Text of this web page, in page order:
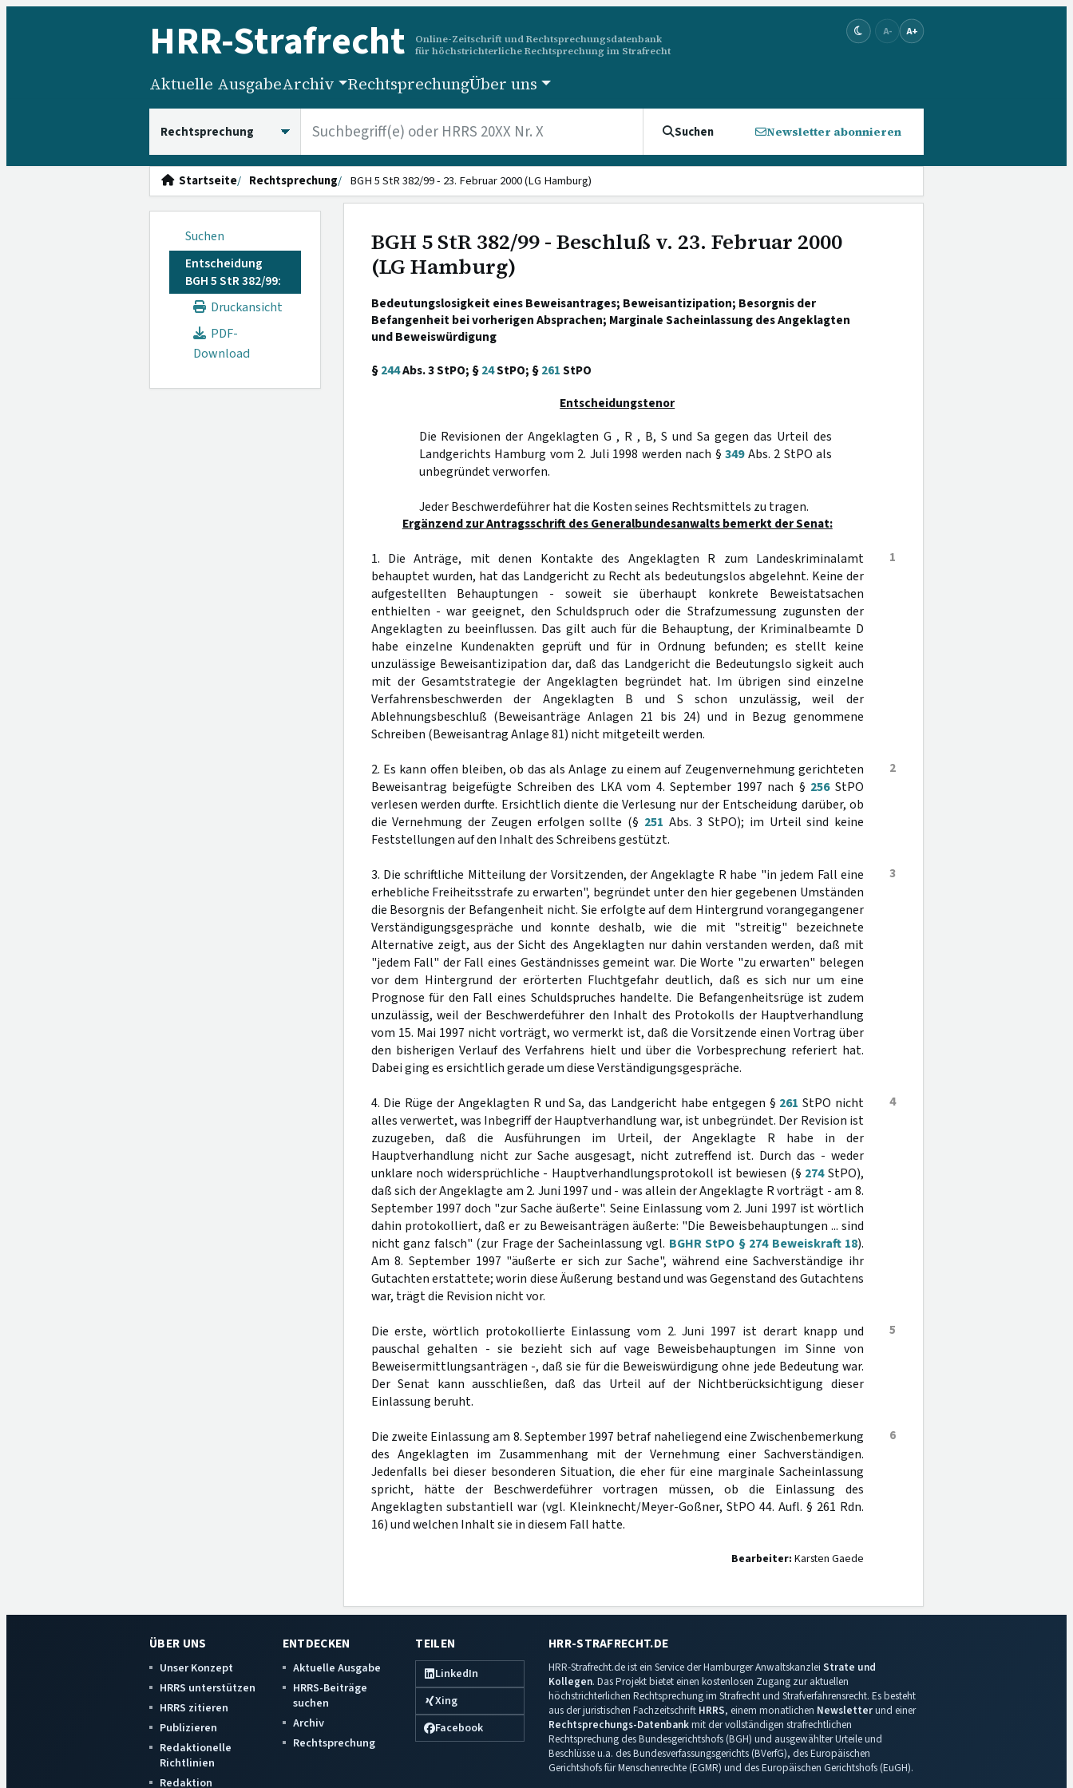
HRR-Strafrecht
Online-Zeitschrift und Rechtsprechungsdatenbank
für höchstrichterliche Rechtsprechung im Strafrecht
A- A+
Aktuelle AusgabeArchiv RechtsprechungÜber uns
Suchen Newsletter abonnieren
Startseite Rechtsprechung BGH 5 StR 382/99 - 23. Februar 2000 (LG Hamburg)
Suchen
Entscheidung
BGH 5 StR 382/99:
Druckansicht
PDF-
Download
BGH 5 StR 382/99 - Beschluß v. 23. Februar 2000
(LG Hamburg)
Bedeutungslosigkeit eines Beweisantrages; Beweisantizipation; Besorgnis der
Befangenheit bei vorherigen Absprachen; Marginale Sacheinlassung des Angeklagten
und Beweiswürdigung
§244Abs. 3 StPO; §24StPO; §261StPO
Entscheidungstenor
Die Revisionen der Angeklagten G , R , B, S und Sa gegen das Urteil des
Landgerichts Hamburg vom 2. Juli 1998 werden nach § 349Abs. 2 StPO als
unbegründet verworfen.
Jeder Beschwerdeführer hat die Kosten seines Rechtsmittels zu tragen.
Ergänzend zur Antragsschrift des Generalbundesanwalts bemerkt der Senat:
1
1. Die Anträge, mit denen Kontakte des Angeklagten R zum Landeskriminalamt
behauptet wurden, hat das Landgericht zu Recht als bedeutungslos abgelehnt. Keine der
aufgestellten Behauptungen - soweit sie überhaupt konkrete Beweistatsachen
enthielten - war geeignet, den Schuldspruch oder die Strafzumessung zugunsten der
Angeklagten zu beeinflussen. Das gilt auch für die Behauptung, der Kriminalbeamte D
habe einzelne Kundenakten geprüft und für in Ordnung befunden; es stellt keine
unzulässige Beweisantizipation dar, daß das Landgericht die Bedeutungslo sigkeit auch
mit der Gesamtstrategie der Angeklagten begründet hat. Im übrigen sind einzelne
Verfahrensbeschwerden der Angeklagten B und S schon unzulässig, weil der
Ablehnungsbeschluß (Beweisanträge Anlagen 21 bis 24) und in Bezug genommene
Schreiben (Beweisantrag Anlage 81) nicht mitgeteilt werden.
2
2. Es kann offen bleiben, ob das als Anlage zu einem auf Zeugenvernehmung gerichteten
Beweisantrag beigefügte Schreiben des LKA vom 4. September 1997 nach § 256StPO
verlesen werden durfte. Ersichtlich diente die Verlesung nur der Entscheidung darüber, ob
die Vernehmung der Zeugen erfolgen sollte (§ 251 Abs. 3 StPO); im Urteil sind keine
Feststellungen auf den Inhalt des Schreibens gestützt.
3
3. Die schriftliche Mitteilung der Vorsitzenden, der Angeklagte R habe "in jedem Fall eine
erhebliche Freiheitsstrafe zu erwarten", begründet unter den hier gegebenen Umständen
die Besorgnis der Befangenheit nicht. Sie erfolgte auf dem Hintergrund vorangegangener
Verständigungsgespräche und konnte deshalb, wie die mit "streitig" bezeichnete
Alternative zeigt, aus der Sicht des Angeklagten nur dahin verstanden werden, daß mit
"jedem Fall" der Fall eines Geständnisses gemeint war. Die Worte "zu erwarten" belegen
vor dem Hintergrund der erörterten Fluchtgefahr deutlich, daß es sich nur um eine
Prognose für den Fall eines Schuldspruches handelte. Die Befangenheitsrüge ist zudem
unzulässig, weil der Beschwerdeführer den Inhalt des Protokolls der Hauptverhandlung
vom 15. Mai 1997 nicht vorträgt, wo vermerkt ist, daß die Vorsitzende einen Vortrag über
den bisherigen Verlauf des Verfahrens hielt und über die Vorbesprechung referiert hat.
Dabei ging es ersichtlich gerade um diese Verständigungsgespräche.
4
4. Die Rüge der Angeklagten R und Sa, das Landgericht habe entgegen § 261 StPO nicht
alles verwertet, was Inbegriff der Hauptverhandlung war, ist unbegründet. Der Revision ist
zuzugeben, daß die Ausführungen im Urteil, der Angeklagte R habe in der
Hauptverhandlung nicht zur Sache ausgesagt, nicht zutreffend ist. Durch das - weder
unklare noch widersprüchliche - Hauptverhandlungsprotokoll ist bewiesen (§ 274StPO),
daß sich der Angeklagte am 2. Juni 1997 und - was allein der Angeklagte R vorträgt - am 8.
September 1997 doch "zur Sache äußerte". Seine Einlassung vom 2. Juni 1997 ist wörtlich
dahin protokolliert, daß er zu Beweisanträgen äußerte: "Die Beweisbehauptungen ... sind
nicht ganz falsch" (zur Frage der Sacheinlassung vgl. BGHR StPO § 274 Beweiskraft 18).
Am 8. September 1997 "äußerte er sich zur Sache", während eine Sachverständige ihr
Gutachten erstattete; worin diese Äußerung bestand und was Gegenstand des Gutachtens
war, trägt die Revision nicht vor.
5
Die erste, wörtlich protokollierte Einlassung vom 2. Juni 1997 ist derart knapp und
pauschal gehalten - sie bezieht sich auf vage Beweisbehauptungen im Sinne von
Beweisermittlungsanträgen -, daß sie für die Beweiswürdigung ohne jede Bedeutung war.
Der Senat kann ausschließen, daß das Urteil auf der Nichtberücksichtigung dieser
Einlassung beruht.
6
Die zweite Einlassung am 8. September 1997 betraf naheliegend eine Zwischenbemerkung
des Angeklagten im Zusammenhang mit der Vernehmung einer Sachverständigen.
Jedenfalls bei dieser besonderen Situation, die eher für eine marginale Sacheinlassung
spricht, hätte der Beschwerdeführer vortragen müssen, ob die Einlassung des
Angeklagten substantiell war (vgl. Kleinknecht/Meyer-Goßner, StPO 44. Aufl. § 261 Rdn.
16) und welchen Inhalt sie in diesem Fall hatte.
Bearbeiter: Karsten Gaede
ÜBER UNS
Unser Konzept
HRRS unterstützen
HRRS zitieren
Publizieren
Redaktionelle
Richtlinien
Redaktion
ENTDECKEN
Aktuelle Ausgabe
HRRS-Beiträge
suchen
Archiv
Rechtsprechung
TEILEN
LinkedIn
Xing
Facebook
HRR-STRAFRECHT.DE
HRR-Strafrecht.de ist ein Service der Hamburger Anwaltskanzlei Strate und
Kollegen. Das Projekt bietet einen kostenlosen Zugang zur aktuellen
höchstrichterlichen Rechtsprechung im Strafrecht und Strafverfahrensrecht. Es besteht
aus der juristischen Fachzeitschrift HRRS, einem monatlichen Newsletterund einer
Rechtsprechungs-Datenbankmit der vollständigen strafrechtlichen
Rechtsprechung des Bundesgerichtshofs (BGH) und ausgewählter Urteile und
Beschlüsse u.a. des Bundesverfassungsgerichts (BVerfG), des Europäischen
Gerichtshofs für Menschenrechte (EGMR) und des Europäischen Gerichtshofs (EuGH).